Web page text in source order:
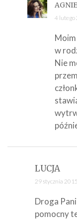
4 lutego
Moim
w
Nie
LUCJA
29 stycznia
Droga
pomocny